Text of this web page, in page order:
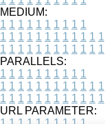
MEDIUM:
1 1 1 1 1 1 1 1 1 1
1 1 1 1 1 1 1 1 1 1 1 1
1 1 1 1 1 1 1 1 1 1 1 1
PARALLELS:
1 1 1 1 1 1 1 1 1 1
1 1 1 1 1 1 1 1 1 1 1 1
1 1 1 1 1 1 1 1 1 1 1 1
URL PARAMETER: